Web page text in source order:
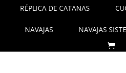
RÉPLICA DE CATANAS
NAVAJAS NAVAJAS